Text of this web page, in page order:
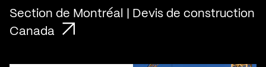
Section de Montréal | Devis de construction
Canada